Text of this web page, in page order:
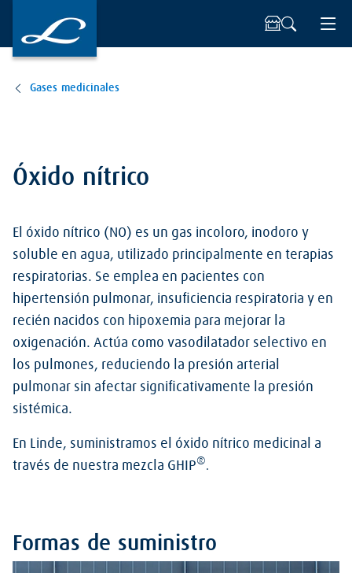
Gases medicinales
Óxido nítrico
El óxido nítrico (NO) es un gas incoloro, inodoro y
soluble en agua, utilizado principalmente en terapias
respiratorias. Se emplea en pacientes con
hipertensión pulmonar, insuficiencia respiratoria y en
recién nacidos con hipoxemia para mejorar la
oxigenación. Actúa como vasodilatador selectivo en
los pulmones, reduciendo la presión arterial
pulmonar sin afectar significativamente la presión
sistémica.
En Linde, suministramos el óxido nítrico medicinal a
través de nuestra mezcla GHIP®.
Formas de suministro